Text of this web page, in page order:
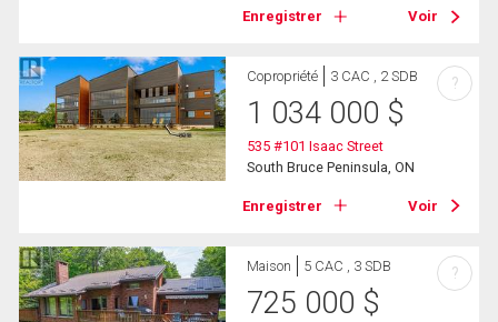
Enregistrer Voir
Copropriété 3 CAC , 2 SDB
1 034 000 $
535 #101 Isaac Street
South Bruce Peninsula, ON
Enregistrer Voir
?
Maison 5 CAC , 3 SDB
725 000 $
?